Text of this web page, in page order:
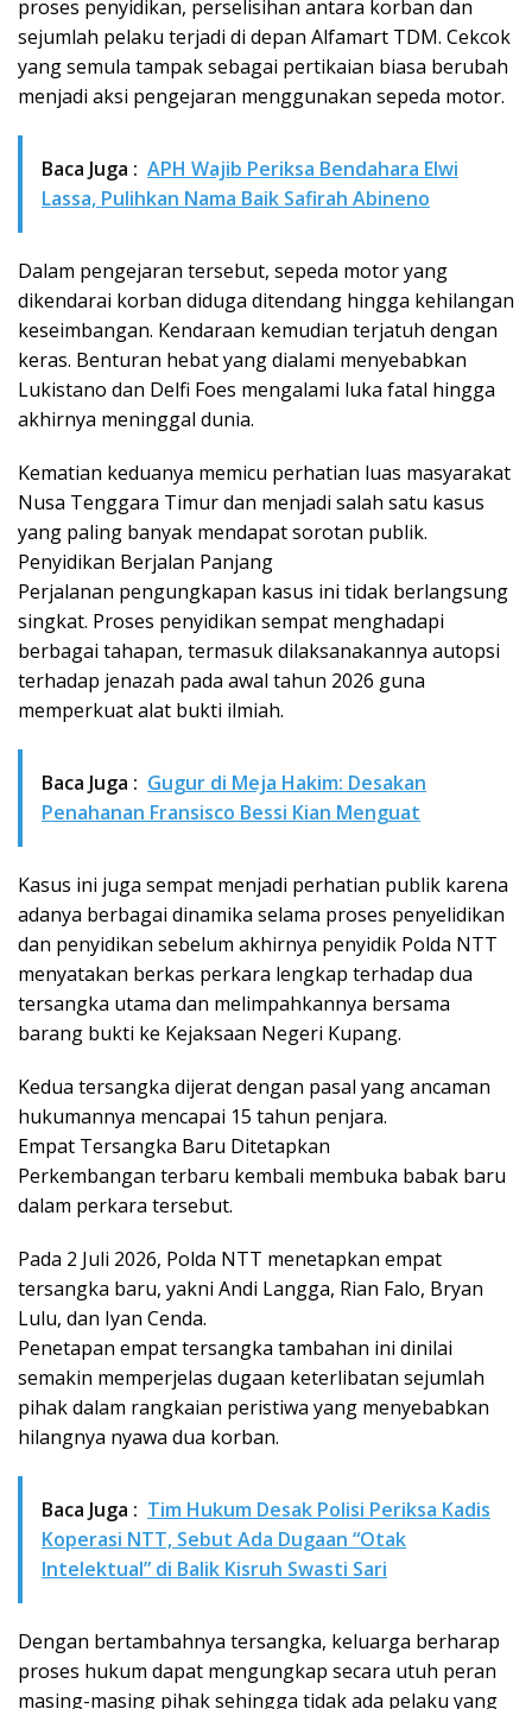
proses penyidikan, perselisihan antara korban dan
sejumlah pelaku terjadi di depan Alfamart TDM. Cekcok
yang semula tampak sebagai pertikaian biasa berubah
menjadi aksi pengejaran menggunakan sepeda motor.
Baca Juga : APH Wajib Periksa Bendahara Elwi
Lassa, Pulihkan Nama Baik Safirah Abineno
Dalam pengejaran tersebut, sepeda motor yang
dikendarai korban diduga ditendang hingga kehilangan
keseimbangan. Kendaraan kemudian terjatuh dengan
keras. Benturan hebat yang dialami menyebabkan
Lukistano dan Delfi Foes mengalami luka fatal hingga
akhirnya meninggal dunia.
Kematian keduanya memicu perhatian luas masyarakat
Nusa Tenggara Timur dan menjadi salah satu kasus
yang paling banyak mendapat sorotan publik.
Penyidikan Berjalan Panjang
Perjalanan pengungkapan kasus ini tidak berlangsung
singkat. Proses penyidikan sempat menghadapi
berbagai tahapan, termasuk dilaksanakannya autopsi
terhadap jenazah pada awal tahun 2026 guna
memperkuat alat bukti ilmiah.
Baca Juga : Gugur di Meja Hakim: Desakan
Penahanan Fransisco Bessi Kian Menguat
Kasus ini juga sempat menjadi perhatian publik karena
adanya berbagai dinamika selama proses penyelidikan
dan penyidikan sebelum akhirnya penyidik Polda NTT
menyatakan berkas perkara lengkap terhadap dua
tersangka utama dan melimpahkannya bersama
barang bukti ke Kejaksaan Negeri Kupang.
Kedua tersangka dijerat dengan pasal yang ancaman
hukumannya mencapai 15 tahun penjara.
Empat Tersangka Baru Ditetapkan
Perkembangan terbaru kembali membuka babak baru
dalam perkara tersebut.
Pada 2 Juli 2026, Polda NTT menetapkan empat
tersangka baru, yakni Andi Langga, Rian Falo, Bryan
Lulu, dan Iyan Cenda.
Penetapan empat tersangka tambahan ini dinilai
semakin memperjelas dugaan keterlibatan sejumlah
pihak dalam rangkaian peristiwa yang menyebabkan
hilangnya nyawa dua korban.
Baca Juga : Tim Hukum Desak Polisi Periksa Kadis
Koperasi NTT, Sebut Ada Dugaan “Otak
Intelektual” di Balik Kisruh Swasti Sari
Dengan bertambahnya tersangka, keluarga berharap
proses hukum dapat mengungkap secara utuh peran
masing-masing pihak sehingga tidak ada pelaku yang